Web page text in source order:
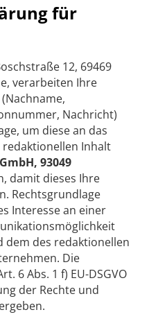
für
12, 69469
verarbeiten Ihre
Nachricht)
um diese an das
Inhalt
93049
damit dieses Ihre
Rechtsgrundlage
Interesse an einer
dem des redaktionellen
Die
6 Abs. 1 f) EU-DSGVO
der Rechte und